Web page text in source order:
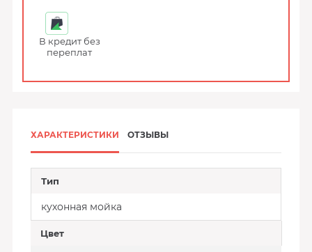
В кредит без
переплат
ХАРАКТЕРИСТИКИ ОТЗЫВЫ
Тип
кухонная мойка
Цвет